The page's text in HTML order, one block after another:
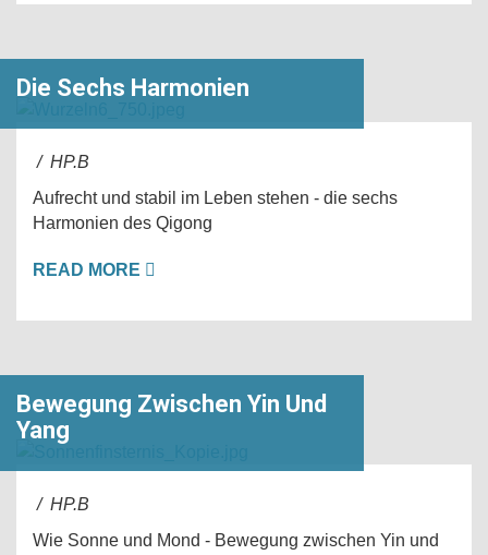
Die Sechs Harmonien
/ HP.B
Aufrecht und stabil im Leben stehen - die sechs
Harmonien des Qigong
READ MORE
Bewegung Zwischen Yin Und
Yang
/ HP.B
Wie Sonne und Mond - Bewegung zwischen Yin und